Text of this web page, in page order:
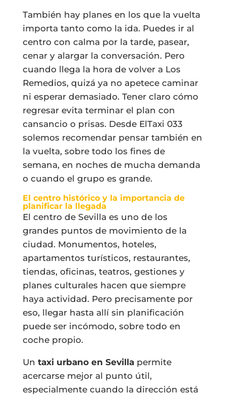
También hay planes en los que la vuelta
importa tanto como la ida. Puedes ir al
centro con calma por la tarde, pasear,
cenar y alargar la conversación. Pero
cuando llega la hora de volver a Los
Remedios, quizá ya no apetece caminar
ni esperar demasiado. Tener claro cómo
regresar evita terminar el plan con
cansancio o prisas. Desde ElTaxi 033
solemos recomendar pensar también en
la vuelta, sobre todo los fines de
semana, en noches de mucha demanda
o cuando el grupo es grande.
El centro histórico y la importancia de
planificar la llegada
El centro de Sevilla es uno de los
grandes puntos de movimiento de la
ciudad. Monumentos, hoteles,
apartamentos turísticos, restaurantes,
tiendas, oficinas, teatros, gestiones y
planes culturales hacen que siempre
haya actividad. Pero precisamente por
eso, llegar hasta allí sin planificación
puede ser incómodo, sobre todo en
coche propio.
Un taxi urbano en Sevillapermite
acercarse mejor al punto útil,
especialmente cuando la dirección está